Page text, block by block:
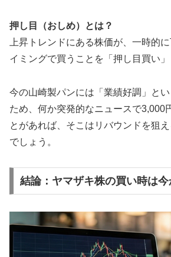
押し目（おしめ）とは？
上昇トレンドにある株価が、一時的
イミングで買うことを「押し目買い」
今の山崎製パンには「業績好調」と
ため、何か突発的なニュースで3,000
とがあれば、そこはリバウンドを狙
でしょう。
結論：ヤマザキ株の買い時は今